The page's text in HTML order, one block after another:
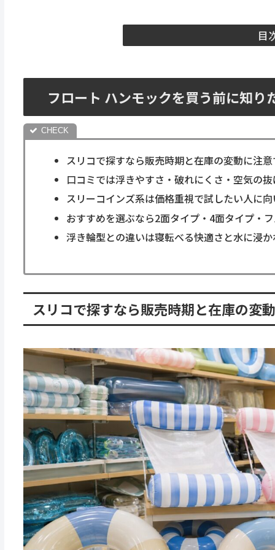
目
フロート ハンモックを買う前に知り
スリコで探すなら販売時期と在庫の変動に注
口コミでは浮きやすさ・破れにくさ・空気の
スリーコインズ系は価格重視で試したい人に
おすすめを選ぶなら2面タイプ・4面タイプ・
浮き輪型との違いは寝転べる快適さと水に浸
スリコで探すなら販売時期と在庫の変